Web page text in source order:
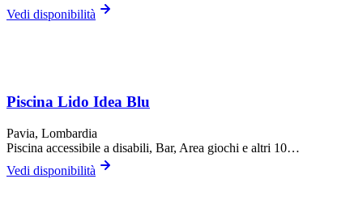
Vedi disponibilità
Piscina Lido Idea Blu
Pavia, Lombardia
Piscina accessibile a disabili, Bar, Area giochi e altri 10…
Vedi disponibilità